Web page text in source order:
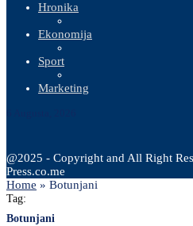
Hronika
Ekonomija
Sport
Marketing
@2025 - Copyright and All Right
Press.co.me
Home » Botunjani
Tag:
Botunjani